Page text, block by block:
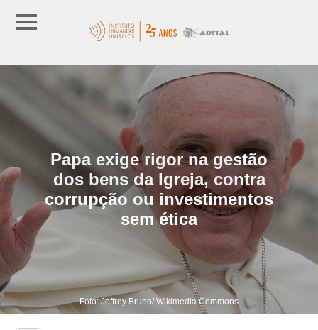
Papa exige rigor na gestão
dos bens da Igreja, contra
corrupção ou investimentos
sem ética
Foto: Jeffrey Bruno/ Wikimedia Commons